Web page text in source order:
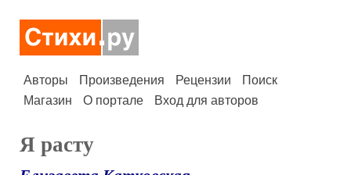
Авторы Произведения Рецензии
Поиск
Магазин
О портале Вход для авторов
Я расту